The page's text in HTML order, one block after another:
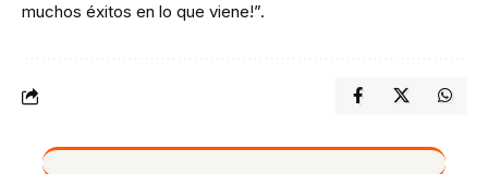
muchos éxitos en lo que viene!”.